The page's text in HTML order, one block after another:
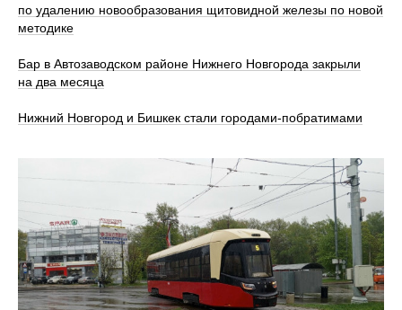
по удалению новообразования щитовидной железы по новой
методике
Бар в Автозаводском районе Нижнего Новгорода закрыли
на два месяца
Нижний Новгород и Бишкек стали городами-побратимами